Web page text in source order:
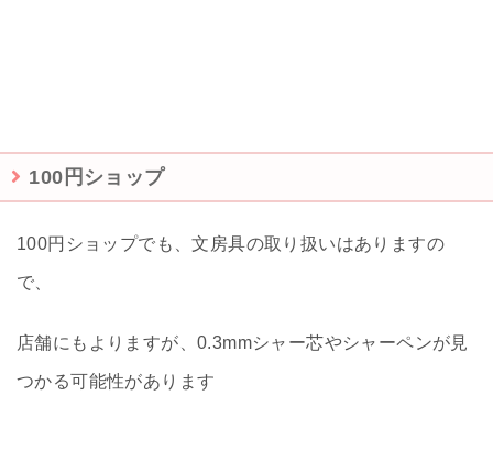
100円ショップ
100円ショップでも、文房具の取り扱いはありますの
で、
店舗にもよりますが、0.3mmシャー芯やシャーペンが見
つかる可能性があります